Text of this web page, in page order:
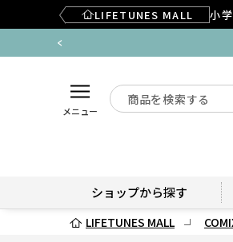
LIFETUNES MALL 小
メニュー
ショップから探す
LIFETUNES MALL